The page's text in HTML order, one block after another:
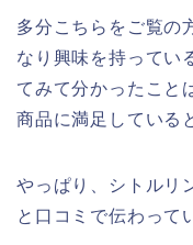
多分こちらをご覧の
なり興味を持ってい
てみて分かったこと
商品に満足している
やっぱり、シトルリ
と口コミで伝わって